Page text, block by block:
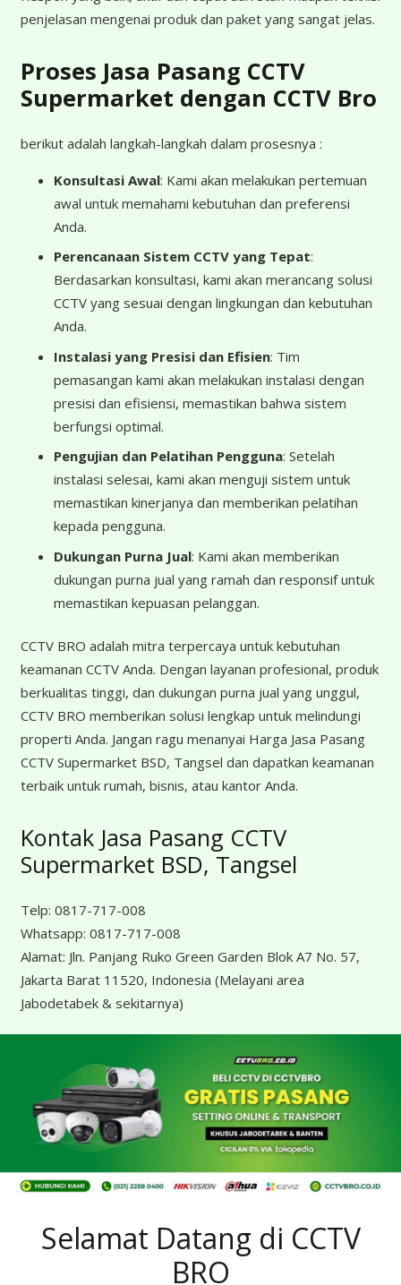
penjelasan mengenai produk dan paket yang sangat jelas.
Proses Jasa Pasang CCTV
Supermarket dengan CCTV Bro
berikut adalah langkah-langkah dalam prosesnya :
Konsultasi Awal: Kami akan melakukan pertemuan
awal untuk memahami kebutuhan dan preferensi
Anda.
Perencanaan Sistem CCTV yang Tepat:
Berdasarkan konsultasi, kami akan merancang solusi
CCTV yang sesuai dengan lingkungan dan kebutuhan
Anda.
Instalasi yang Presisi dan Efisien: Tim
pemasangan kami akan melakukan instalasi dengan
presisi dan efisiensi, memastikan bahwa sistem
berfungsi optimal.
Pengujian dan Pelatihan Pengguna: Setelah
instalasi selesai, kami akan menguji sistem untuk
memastikan kinerjanya dan memberikan pelatihan
kepada pengguna.
Dukungan Purna Jual: Kami akan memberikan
dukungan purna jual yang ramah dan responsif untuk
memastikan kepuasan pelanggan.
CCTV BRO adalah mitra terpercaya untuk kebutuhan
keamanan CCTV Anda. Dengan layanan profesional, produk
berkualitas tinggi, dan dukungan purna jual yang unggul,
CCTV BRO memberikan solusi lengkap untuk melindungi
properti Anda. Jangan ragu menanyai Harga Jasa Pasang
CCTV Supermarket BSD, Tangsel dan dapatkan keamanan
terbaik untuk rumah, bisnis, atau kantor Anda.
Kontak Jasa Pasang CCTV
Supermarket BSD, Tangsel
Telp: 0817-717-008
Whatsapp: 0817-717-008
Alamat: Jln. Panjang Ruko Green Garden Blok A7 No. 57,
Jakarta Barat 11520, Indonesia (Melayani area
Jabodetabek & sekitarnya)
Selamat Datang di CCTV
BRO